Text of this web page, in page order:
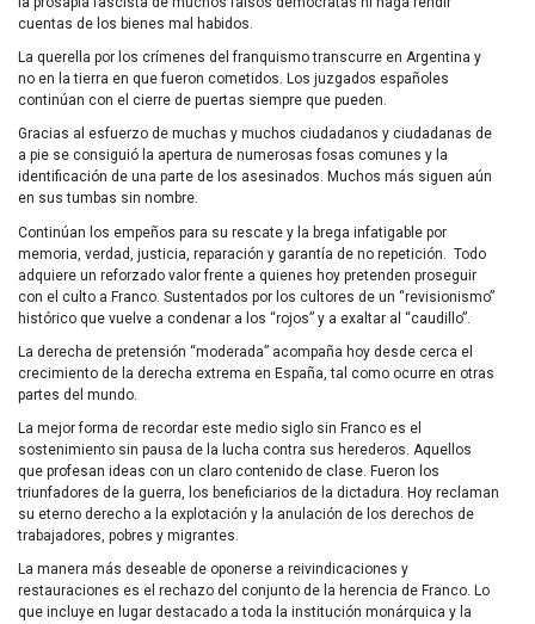
cuentas de los bienes mal habidos.
La querella por los crímenes del franquismo transcurre en Argentina y
no en la tierra en que fueron cometidos. Los juzgados españoles
continúan con el cierre de puertas siempre que pueden.
Gracias al esfuerzo de muchas y muchos ciudadanos y ciudadanas de
a pie se consiguió la apertura de numerosas fosas comunes y la
identificación de una parte de los asesinados. Muchos más siguen aún
en sus tumbas sin nombre.
Continúan los empeños para su rescate y la brega infatigable por
memoria, verdad, justicia, reparación y garantía de no repetición. Todo
adquiere un reforzado valor frente a quienes hoy pretenden proseguir
con el culto a Franco. Sustentados por los cultores de un “revisionismo”
histórico que vuelve a condenar a los “rojos” y a exaltar al “caudillo”.
La derecha de pretensión “moderada” acompaña hoy desde cerca el
crecimiento de la derecha extrema en España, tal como ocurre en otras
partes del mundo.
La mejor forma de recordar este medio siglo sin Franco es el
sostenimiento sin pausa de la lucha contra sus herederos. Aquellos
que profesan ideas con un claro contenido de clase. Fueron los
triunfadores de la guerra, los beneficiarios de la dictadura. Hoy reclaman
su eterno derecho a la explotación y la anulación de los derechos de
trabajadores, pobres y migrantes.
La manera más deseable de oponerse a reivindicaciones y
restauraciones es el rechazo del conjunto de la herencia de Franco. Lo
que incluye en lugar destacado a toda la institución monárquica y la